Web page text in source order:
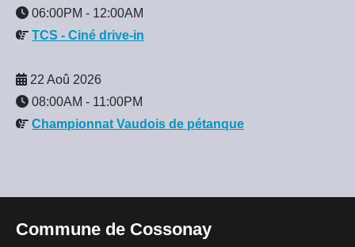
06:00PM - 12:00AM
TCS - Ciné drive-in
22 Aoû 2026
08:00AM - 11:00PM
Championnat Vaudois de pétanque
Commune de Cossonay